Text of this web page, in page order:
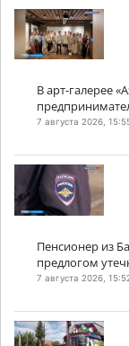
В арт-галерее
7 августа 2026,
Пенсионер из
предлогом
7 августа 2026,